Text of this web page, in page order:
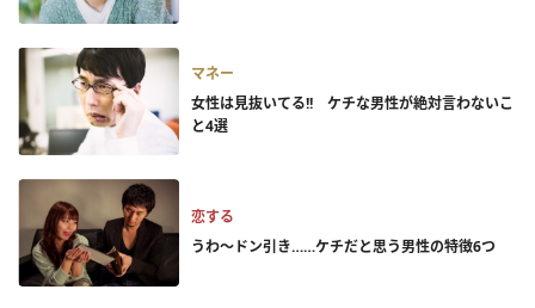
マネー
女性は見抜いてる!! ケチな男性が絶対言わないこ
と4選
恋する
うわ～ドン引き……ケチだと思う男性の特徴6つ